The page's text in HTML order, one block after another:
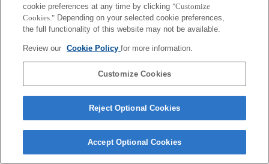
cookie preferences at any time by clicking "Customize
Cookies." Depending on your selected cookie preferences,
the full functionality of this website may not be available.
Review our Cookie Policyfor more information.
Customize Cookies
Reject Optional Cookies
Accept Optional Cookies